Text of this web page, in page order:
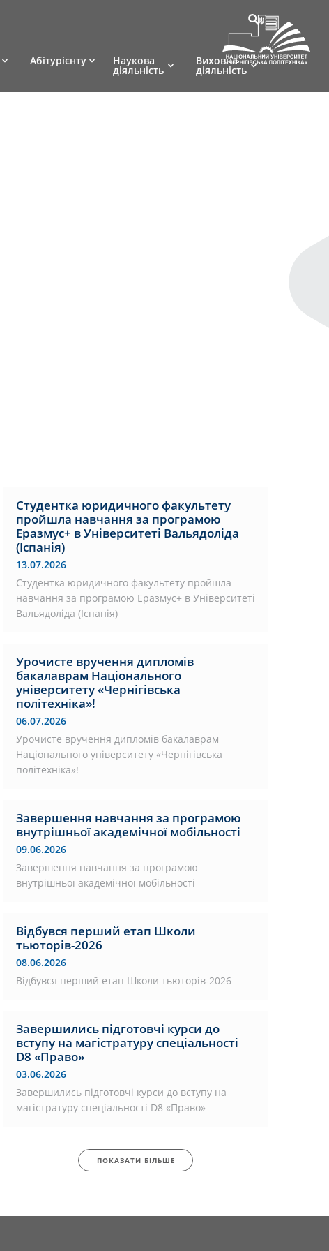
Абітурієнту Наукова
діяльність
Виховна
діяльність
Студентка юридичного факультету
пройшла навчання за програмою
Еразмус+ в Університеті Вальядоліда
(Іспанія)
13.07.2026
Студентка юридичного факультету пройшла
навчання за програмою Еразмус+ в Університеті
Вальядоліда (Іспанія)
Урочисте вручення дипломів
бакалаврам Національного
університету «Чернігівська
політехніка»!
06.07.2026
Урочисте вручення дипломів бакалаврам
Національного університету «Чернігівська
політехніка»!
Завершення навчання за програмою
внутрішньої академічної мобільності
09.06.2026
Завершення навчання за програмою
внутрішньої академічної мобільності
Відбувся перший етап Школи
тьюторів-2026
08.06.2026
Відбувся перший етап Школи тьюторів-2026
Завершились підготовчі курси до
вступу на магістратуру спеціальності
D8 «Право»
03.06.2026
Завершились підготовчі курси до вступу на
магістратуру спеціальності D8 «Право»
ПОКАЗАТИ БІЛЬШЕ